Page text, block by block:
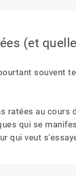
(et
souvent
ratées au cours
qui se
qui veut